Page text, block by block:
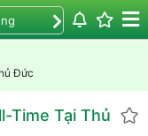
Đức
Time Tại Thủ